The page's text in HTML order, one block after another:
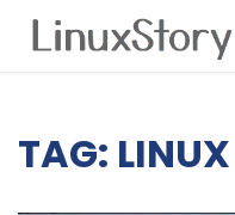
TAG: